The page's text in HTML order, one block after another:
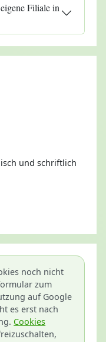
Filiale in
und schriftlich
noch nicht
zum
auf Google
es erst nach
Cookies